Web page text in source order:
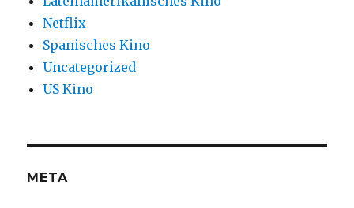
Netflix
Spanisches Kino
Uncategorized
US Kino
META